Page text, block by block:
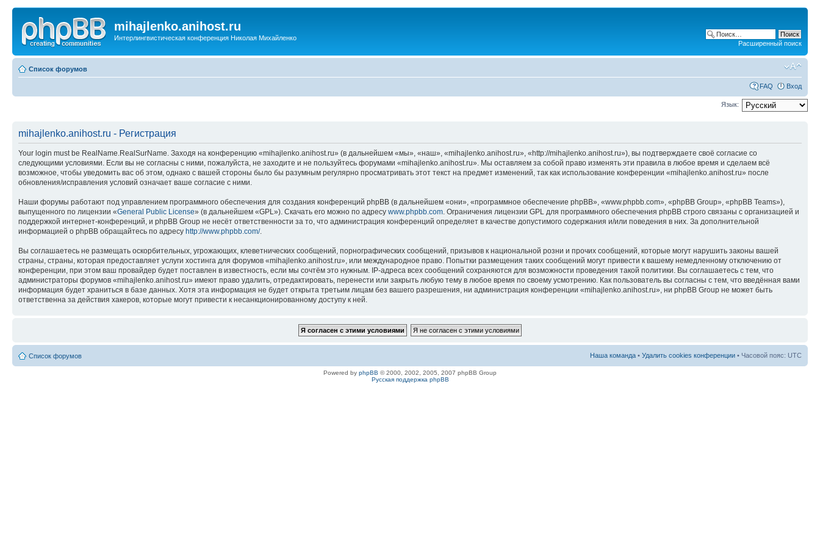
mihajlenko.anihost.ru
Интерлингвистическая конференция Николая Михайленко
Расширенный поиск
Список форумов
FAQ Вход
Язык:
mihajlenko.anihost.ru - Регистрация
Your login must be RealName.RealSurName. Заходя на конференцию «mihajlenko.anihost.ru» (в дальнейшем «мы», «наш», «mihajlenko.anihost.ru», «http://mihajlenko.anihost.ru»), вы подтверждаете своё согласие со
следующими условиями. Если вы не согласны с ними, пожалуйста, не заходите и не пользуйтесь форумами «mihajlenko.anihost.ru». Мы оставляем за собой право изменять эти правила в любое время и сделаем всё
возможное, чтобы уведомить вас об этом, однако с вашей стороны было бы разумным регулярно просматривать этот текст на предмет изменений, так как использование конференции «mihajlenko.anihost.ru» после
обновления/исправления условий означает ваше согласие с ними.
Наши форумы работают под управлением программного обеспечения для создания конференций phpBB (в дальнейшем «они», «программное обеспечение phpBB», «www.phpbb.com», «phpBB Group», «phpBB Teams»),
выпущенного по лицензии «General Public License» (в дальнейшем «GPL»). Скачать его можно по адресу www.phpbb.com. Ограничения лицензии GPL для программного обеспечения phpBB строго связаны с организацией и
поддержкой интернет-конференций, и phpBB Group не несёт ответственности за то, что администрация конференций определяет в качестве допустимого содержания и/или поведения в них. За дополнительной
информацией о phpBB обращайтесь по адресу http://www.phpbb.com/.
Вы соглашаетесь не размещать оскорбительных, угрожающих, клеветнических сообщений, порнографических сообщений, призывов к национальной розни и прочих сообщений, которые могут нарушить законы вашей
страны, страны, которая предоставляет услуги хостинга для форумов «mihajlenko.anihost.ru», или международное право. Попытки размещения таких сообщений могут привести к вашему немедленному отключению от
конференции, при этом ваш провайдер будет поставлен в известность, если мы сочтём это нужным. IP-адреса всех сообщений сохраняются для возможности проведения такой политики. Вы соглашаетесь с тем, что
администраторы форумов «mihajlenko.anihost.ru» имеют право удалить, отредактировать, перенести или закрыть любую тему в любое время по своему усмотрению. Как пользователь вы согласны с тем, что введённая вами
информация будет храниться в базе данных. Хотя эта информация не будет открыта третьим лицам без вашего разрешения, ни администрация конференции «mihajlenko.anihost.ru», ни phpBB Group не может быть
ответственна за действия хакеров, которые могут привести к несанкционированному доступу к ней.
Список форумов Наша команда • Удалить cookies конференции • Часовой пояс: UTC
Powered by phpBB © 2000, 2002, 2005, 2007 phpBB Group
Русская поддержка phpBB